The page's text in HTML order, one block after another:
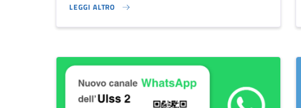
LEGGI ALTRO
ADESIONE A DIRITTI IN COMUNE PER IL 35° DELLA